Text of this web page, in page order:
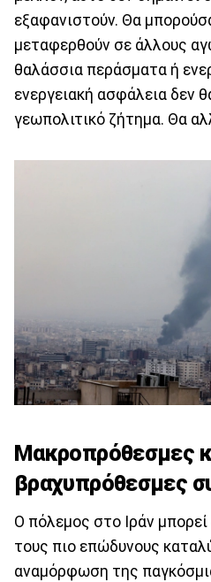
εξαφανιστούν. Θα
μεταφερθούν σε άλλους
θαλάσσια περάσματα ή
ενεργειακή ασφάλεια δεν
γεωπολιτικό ζήτημα. Θα
Μακροπρόθεσμες
βραχυπρόθεσμες
Ο πόλεμος στο Ιράν
τους πιο επώδυνους
αναμόρφωση της